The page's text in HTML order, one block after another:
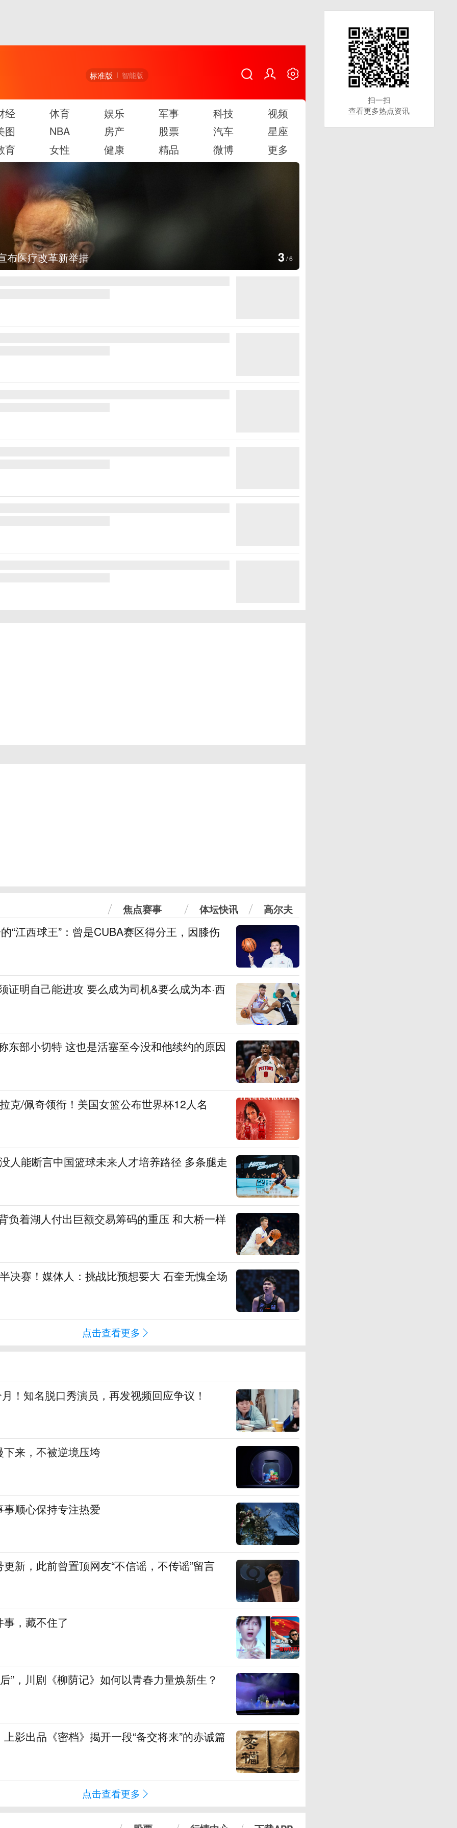
标准版 智能版
经 体育 娱乐 军事 科技
视频
图
NBA 房产 股票 汽车
星座
育
女性 健康 精品 微博 更多
布医疗改革新举措 3 /6
焦点赛事 体坛快讯 高尔夫
“江西球王”：曾是CUBA赛区得分王，因膝伤
证明自己能进攻 要么成为司机&要么成为本·西
东部小切特 这也是活塞至今没和他续约的原因
克/佩奇领衔！美国女篮公布世界杯12人名
人能断言中国篮球未来人才培养路径 多条腿走
负着湖人付出巨额交易筹码的重压 和大桥一样
决赛！媒体人：挑战比预想要大 石奎无愧全场
点击查看更多
！知名脱口秀演员，再发视频回应争议！
来，不被逆境压垮
顺心保持专注热爱
新，此前曾置顶网友“不信谣，不传谣”留言
，藏不住了
”，川剧《柳荫记》如何以青春力量焕新生？
影出品《密档》揭开一段“备交将来”的赤诚篇
点击查看更多
扫一扫
查看更多热点资讯
扫一扫
查看更多热点资讯